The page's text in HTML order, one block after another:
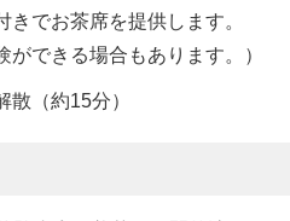
でお茶席を提供します。
ができる場合もあります。）
（約15分）